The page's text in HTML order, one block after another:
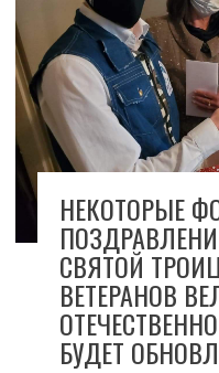
НЕКОТОРЫЕ
СВЯТОЙ
ВЕТЕРАНОВ
БУДЕТ